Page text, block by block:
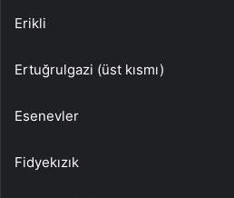
Erikli
Ertuğrulgazi (üst kısmı)
Esenevler
Fidyekızık